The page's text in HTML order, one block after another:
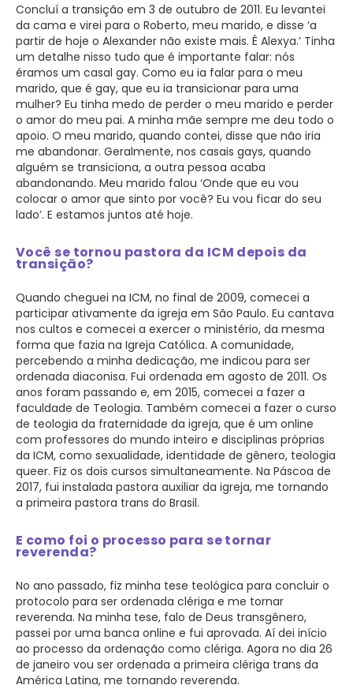
Concluí a transição em 3 de outubro de 2011. Eu levantei
da cama e virei para o Roberto, meu marido, e disse ‘a
partir de hoje o Alexander não existe mais. É Alexya.’ Tinha
um detalhe nisso tudo que é importante falar: nós
éramos um casal gay. Como eu ia falar para o meu
marido, que é gay, que eu ia transicionar para uma
mulher? Eu tinha medo de perder o meu marido e perder
o amor do meu pai. A minha mãe sempre me deu todo o
apoio. O meu marido, quando contei, disse que não iria
me abandonar. Geralmente, nos casais gays, quando
alguém se transiciona, a outra pessoa acaba
abandonando. Meu marido falou ‘Onde que eu vou
colocar o amor que sinto por você? Eu vou ficar do seu
lado’. E estamos juntos até hoje.
Você se tornou pastora da ICM depois da
transição?
Quando cheguei na ICM, no final de 2009, comecei a
participar ativamente da igreja em São Paulo. Eu cantava
nos cultos e comecei a exercer o ministério, da mesma
forma que fazia na Igreja Católica. A comunidade,
percebendo a minha dedicação, me indicou para ser
ordenada diaconisa. Fui ordenada em agosto de 2011. Os
anos foram passando e, em 2015, comecei a fazer a
faculdade de Teologia. Também comecei a fazer o curso
de teologia da fraternidade da igreja, que é um online
com professores do mundo inteiro e disciplinas próprias
da ICM, como sexualidade, identidade de gênero, teologia
queer. Fiz os dois cursos simultaneamente. Na Páscoa de
2017, fui instalada pastora auxiliar da igreja, me tornando
a primeira pastora trans do Brasil.
E como foi o processo para se tornar
reverenda?
No ano passado, fiz minha tese teológica para concluir o
protocolo para ser ordenada clériga e me tornar
reverenda. Na minha tese, falo de Deus transgênero,
passei por uma banca online e fui aprovada. Aí dei início
ao processo da ordenação como clériga. Agora no dia 26
de janeiro vou ser ordenada a primeira clériga trans da
América Latina, me tornando reverenda.